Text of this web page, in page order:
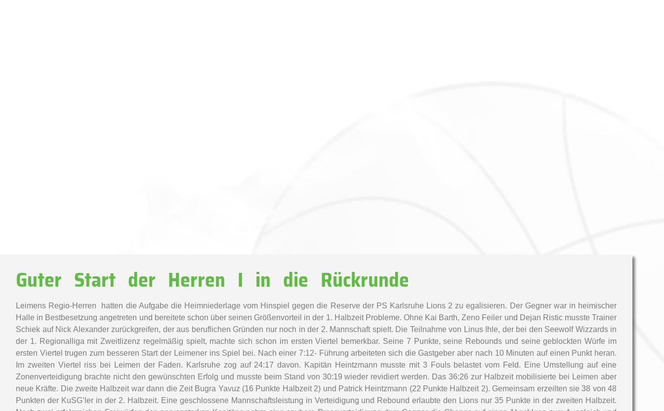
Guter Start der Herren I in die Rückrunde
Leimens Regio-Herren hatten die Aufgabe die Heimniederlage vom Hinspiel gegen die Reserve der PS Karlsruhe Lions 2 zu egalisieren. Der Gegner war in heimischer
Halle in Bestbesetzung angetreten und bereitete schon über seinen Größenvorteil in der 1. Halbzeit Probleme. Ohne Kai Barth, Zeno Feiler und Dejan Ristic musste Trainer
Schiek auf Nick Alexander zurückgreifen, der aus beruflichen Gründen nur noch in der 2. Mannschaft spielt. Die Teilnahme von Linus Ihle, der bei den Seewolf Wizzards in
der 1. Regionalliga mit Zweitlizenz regelmäßig spielt, machte sich schon im ersten Viertel bemerkbar. Seine 7 Punkte, seine Rebounds und seine geblockten Würfe im
ersten Viertel trugen zum besseren Start der Leimener ins Spiel bei. Nach einer 7:12- Führung arbeiteten sich die Gastgeber aber nach 10 Minuten auf einen Punkt heran.
Im zweiten Viertel riss bei Leimen der Faden. Karlsruhe zog auf 24:17 davon. Kapitän Heintzmann musste mit 3 Fouls belastet vom Feld. Eine Umstellung auf eine
Zonenverteidigung brachte nicht den gewünschten Erfolg und musste beim Stand von 30:19 wieder revidiert werden. Das 36:26 zur Halbzeit mobilisierte bei Leimen aber
neue Kräfte. Die zweite Halbzeit war dann die Zeit Bugra Yavuz (16 Punkte Halbzeit 2) und Patrick Heintzmann (22 Punkte Halbzeit 2). Gemeinsam erzeilten sie 38 von 48
Punkten der KuSG’ler in der 2. Halbzeit. Eine geschlossene Mannschaftsleistung in Verteidigung und Rebound erlaubte den Lions nur 35 Punkte in der zweiten Halbzeit.